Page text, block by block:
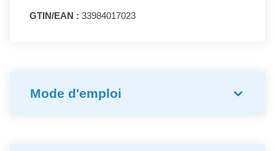
GTIN/EAN : 33984017023
Mode d'emploi